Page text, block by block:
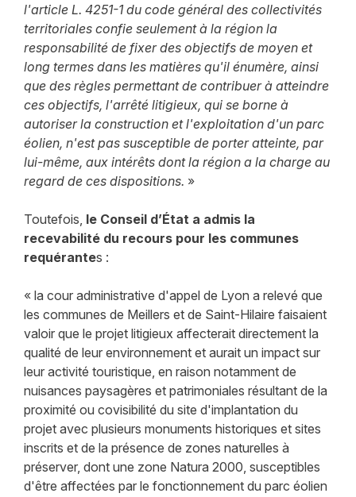
l'article L. 4251-1 du code général des collectivités
territoriales confie seulement à la région la
responsabilité de fixer des objectifs de moyen et
long termes dans les matières qu'il énumère, ainsi
que des règles permettant de contribuer à atteindre
ces objectifs, l'arrêté litigieux, qui se borne à
autoriser la construction et l'exploitation d'un parc
éolien, n'est pas susceptible de porter atteinte, par
lui-même, aux intérêts dont la région a la charge au
regard de ces dispositions. »
Toutefois, le Conseil d’État a admis la
recevabilité du recours pour les communes
requérantes :
« la cour administrative d'appel de Lyon a relevé que
les communes de Meillers et de Saint-Hilaire faisaient
valoir que le projet litigieux affecterait directement la
qualité de leur environnement et aurait un impact sur
leur activité touristique, en raison notamment de
nuisances paysagères et patrimoniales résultant de la
proximité ou covisibilité du site d'implantation du
projet avec plusieurs monuments historiques et sites
inscrits et de la présence de zones naturelles à
préserver, dont une zone Natura 2000, susceptibles
d'être affectées par le fonctionnement du parc éolien